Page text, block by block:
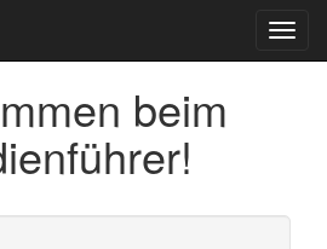
beim